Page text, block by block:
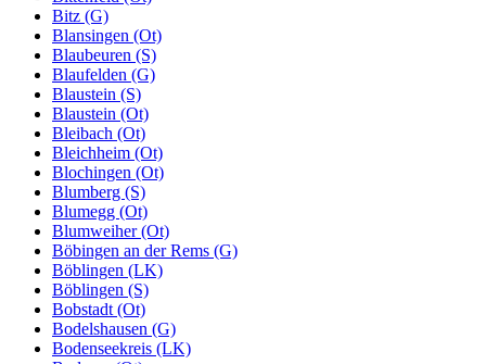
Bitz (G)
Blansingen (Ot)
Blaubeuren (S)
Blaufelden (G)
Blaustein (S)
Blaustein (Ot)
Bleibach (Ot)
Bleichheim (Ot)
Blochingen (Ot)
Blumberg (S)
Blumegg (Ot)
Blumweiher (Ot)
Böbingen an der Rems (G)
Böblingen (LK)
Böblingen (S)
Bobstadt (Ot)
Bodelshausen (G)
Bodenseekreis (LK)